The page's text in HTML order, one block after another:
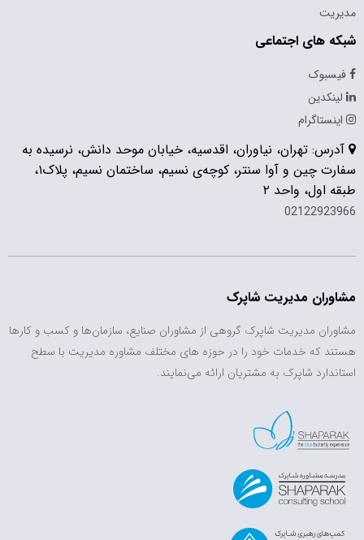
مدیریت
شبکه های اجتماعی
فیسبوک
لینکدین
اینستاگرام
آدرس: تهران، نیاوران، اقدسیه، خیابان موحد دانش، نرسیده به
سفارت چین و آوا سنتر، کوچه‌ی نسیم، ساختمان نسیم، پلاک۱،
طبقه اول، واحد ۲
02122923966
مشاوران مدیریت شاپرک
مشاوران مدیریت شاپرک گروهی از مشاوران صنایع، سازمان‌ها و کسب و کارها
هستند که خدمات خود را در حوزه های مختلف مشاوره مدیریت با سطح
استاندارد شاپرک به مشتریان ارائه می‌نمایند.